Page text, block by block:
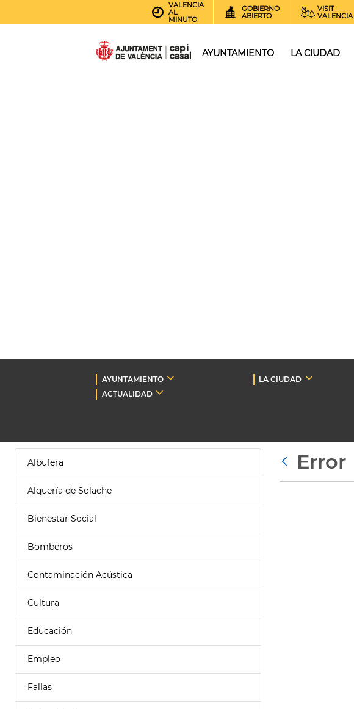
VALENCIA
AL
MINUTO
GOBIERNO
ABIERTO
VISIT
VALENCIA
AYUNTAMIENTO LA CIUDAD
AYUNTAMIENTO LA CIUDAD
ACTUALIDAD
Albufera
Alquería de Solache
Bienestar Social
Bomberos
Contaminación Acústica
Cultura
Educación
Empleo
Fallas
Atrás
Error